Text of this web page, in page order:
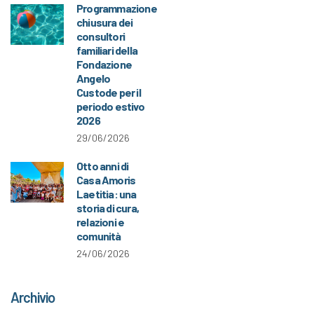
Programmazione
chiusura dei
consultori
familiari della
Fondazione
Angelo
Custode per il
periodo estivo
2026
29/06/2026
Otto anni di
Casa Amoris
Laetitia: una
storia di cura,
relazioni e
comunità
24/06/2026
Archivio